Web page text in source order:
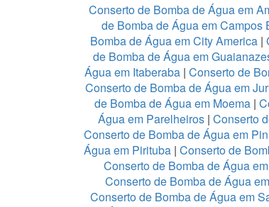
Conserto de Bomba de Água em
de Bomba de Água em Campos
Bomba de Água em City America |
de Bomba de Água em
Água em Itaberaba| Conserto de
Conserto de Bomba de Água em
de Bomba de Água em Moema|
Água em Parelheiros | Conserto
Conserto de Bomba de Água em
Água em Pirituba| Conserto de
Conserto de Bomba de Água
Conserto de Bomba de Água
Conserto de Bomba de Água em